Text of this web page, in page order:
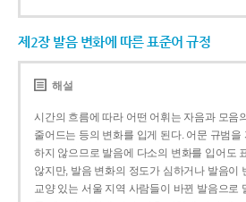
제2장 발음 변화에 따른 표준어 규정
해설
시간의 흐름에 따라 어떤 어휘는 자음과 모음
줄어드는 등의 변화를 입게 된다. 어문 규범을
하지 않으므로 발음에 다소의 변화를 입어도
않지만, 발음 변화의 정도가 심하거나 발음이
교양 있는 서울 지역 사람들이 바뀐 발음으로